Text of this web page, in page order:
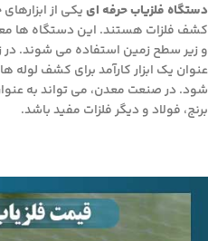
دستگاه فلزیاب حرفه اییکی از
کشف فلزات هستند. این دستگاه ها
و زیر سطح زمین استفاده می شوند.
عنوان یک ابزار کارآمد برای کشف
شود. در صنعت معدن، می تواند به عنوان
برنج، فولاد و دیگر فلزات مفید باشد.